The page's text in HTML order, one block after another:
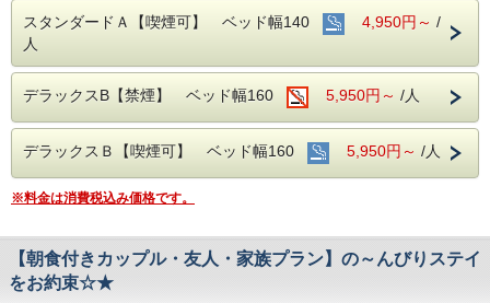
■各種サービス
ンドリー 7：00～22：00（有料）、自動販売
機、製氷機、電子レンジ、アメニティバー、
会議室
■注意事項
異なります
詳しくはホテルまでお問い合わせくださいま
詳しくはホテルまでお問い合わせくださいませ
JR伊予西条駅真正面、西条市の中心地のホテ
ル
西日本最高峰の石鎚山を望める展望浴場をお
■男女別展望浴場(最上階：９階)
西日本最高峰の石鎚山や西条市の街並を望め
営業時間：14:00~24:00、翌6:00~9:00
スタンダードＡ【喫煙可】 ベッド幅140 4,950円～ /
人
デラックスB【禁煙】 ベッド幅160 5,950円～ /人
デラックスＢ【喫煙可】 ベッド幅160 5,950円～ /人
※料金は消費税込み価格です。
【朝食付きカップル・友人・家族プラン】の～んびりステイ
をお約束☆★